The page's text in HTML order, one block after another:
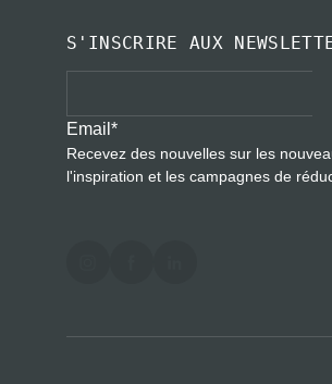
S'INSCRIRE AUX
Email *
Recevez des nouvelles sur les
l'inspiration et les campagnes de